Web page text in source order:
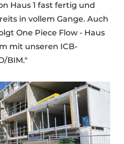
Haus 1 fast fertig und
in vollem Gange. Auch
One Piece Flow - Haus
mit unseren ICB-
BIM."